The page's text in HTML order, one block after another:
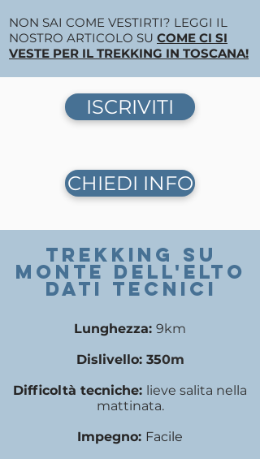
NON SAI COME VESTIRTI? LEGGI IL
NOSTRO ARTICOLO SU COME CI SI
VESTE PER IL TREKKING IN TOSCANA!
ISCRIVITI
CHIEDI INFO
TREKKING SU
monte dell'elto
DATI TECNICI
Lunghezza: 9km
Dislivello: 350m
Difficoltà tecniche: lieve salita nella
mattinata.
Impegno: Facile